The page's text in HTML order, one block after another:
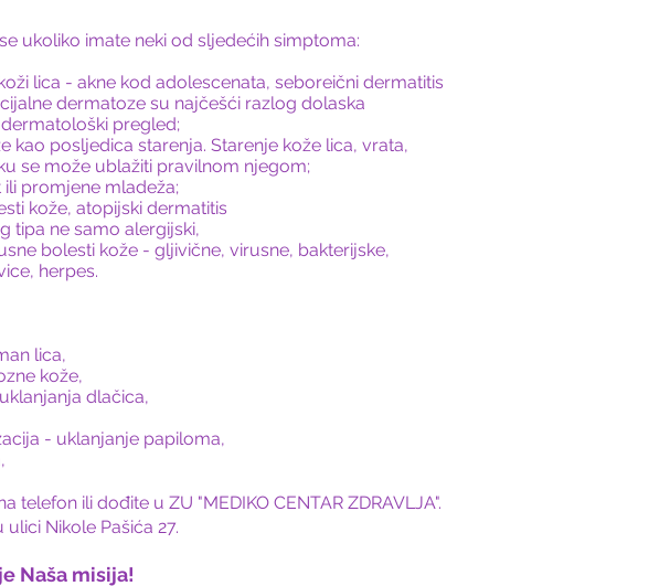
ukoliko imate neki od sljedećih simptoma:
lica - akne kod adolescenata, seboreični dermatitis
dermatoze su najčešći razlog dolaska
pregled;
kao posljedica starenja. Starenje kože lica, vrata,
se može ublažiti pravilnom njegom;
promjene mladeža;
kože, atopijski dermatitis
tipa ne samo alergijski,
bolesti kože - gljivične, virusne, bakterijske,
herpes.
lica,
kože,
dlačica,
- uklanjanje papiloma,
telefon ili dođite u ZU "MEDIKO CENTAR ZDRAVLJA".
ulici Nikole Pašića 27.
Naša misija!